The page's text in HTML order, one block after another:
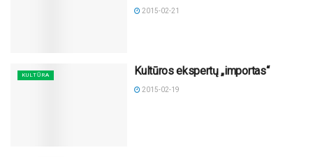
2015-02-21
KULTŪRA Kultūros ekspertų „importas“
2015-02-19